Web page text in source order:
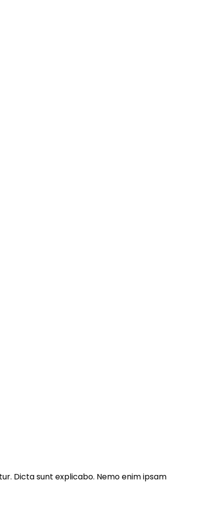
Dicta sunt explicabo. Nemo enim ipsam